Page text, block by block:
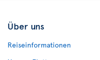
Über uns
Reiseinformationen